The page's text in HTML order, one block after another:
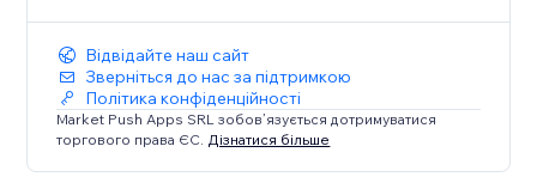
Відвідайте наш сайт
Зверніться до нас за підтримкою
Політика конфіденційності
Market Push Apps SRL зобов’язується дотримуватися
торгового права ЄС. Дізнатися більше